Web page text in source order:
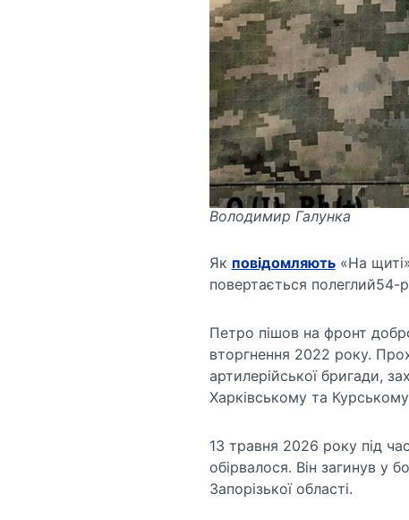
Володимир Галунка
Як повідомляють«На
повертається полеглий54-
Петро пішов на фронт
вторгнення 2022 року.
артилерійської бригади,
Харківському та
13 травня 2026 року під
обірвалося. Він загинув у
Запорізької області.